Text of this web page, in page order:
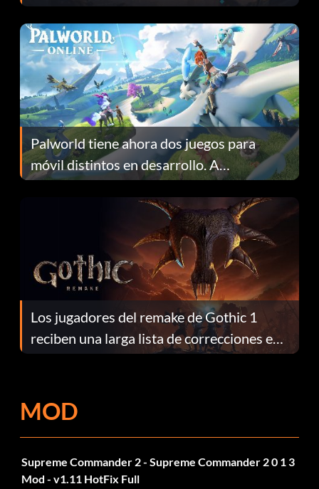
Fans Are Hopeful
Palworld tiene ahora dos juegos para
móvil distintos en desarrollo. A
continuación te explicamos por qué.
Los jugadores del remake de Gothic 1
reciben una larga lista de correcciones en
el parche 1.0.4
MOD
Supreme Commander 2 - Supreme Commander 2 0 1 3
Mod - v1.11 HotFix Full